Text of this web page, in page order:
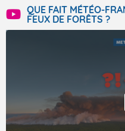
QUE FAIT MÉTÉO-
FEUX DE FORÊTS ?